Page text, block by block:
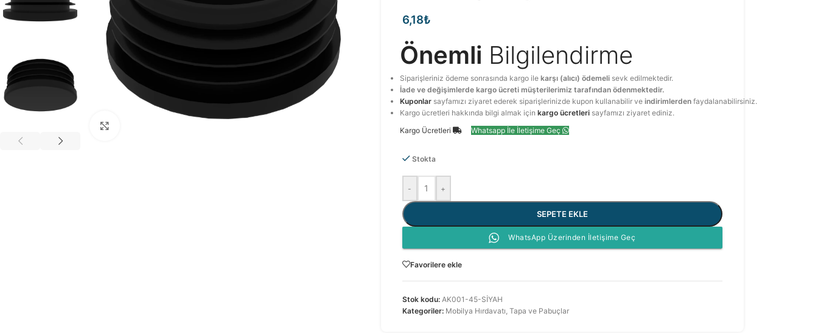
6,18₺
Önemli Bilgilendirme
Siparişleriniz ödeme sonrasında kargo ilekarşı (alıcı) ödemeli sevk edilmektedir.
İade ve değişimlerde kargo ücreti müşterilerimiz tarafından ödenmektedir.
Kuponlar sayfamızı ziyaret ederek siparişlerinizde kupon kullanabilir veindirimlerden faydalanabilirsiniz.
Kargo ücretleri hakkında bilgi almak içinkargo ücretleri sayfamızı ziyaret ediniz.
Kargo Ücretleri
Whatsapp İle İletişime Geç
Stokta
- +
SEPETE EKLE
WhatsApp Üzerinden İletişime Geç
Favorilere ekle
Stok kodu: AK001-45-SİYAH
Kategoriler: Mobilya Hırdavatı, Tapa ve Pabuçlar